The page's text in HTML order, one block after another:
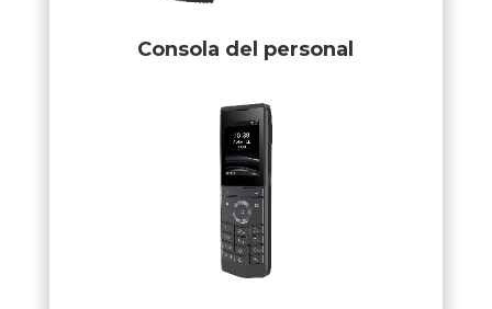
Consola del personal